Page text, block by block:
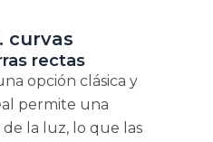
curvas
rectas
opción clásica y
permite una
la luz, lo que las